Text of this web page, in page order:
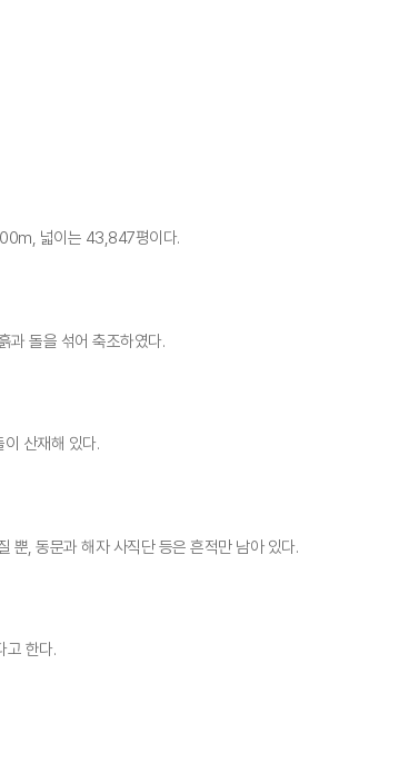
넓이는 43,847평이다.
과 돌을 섞어 축조하였다.
산재해 있다.
뿐, 동문과 해자 사직단 등은 흔적만 남아 있다.
고 한다.